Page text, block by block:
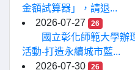
金額試算器」，請退...
2026-07-27
26
國立彰化師範大學辦
活動-打造永續城市藍...
2026-07-30
26